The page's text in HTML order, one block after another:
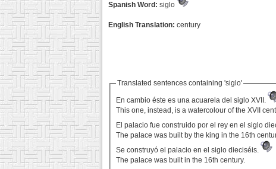
Spanish Word: siglo
English Translation: century
Translated sentences containing 'siglo'
En cambio éste es una acuarela del siglo XVII.
This one, instead, is a watercolour of the XVII
El palacio fue construido por el rey en el siglo
The palace was built by the king in the 16th
Se construyó el palacio en el siglo dieciséis.
The palace was built in the 16th century.